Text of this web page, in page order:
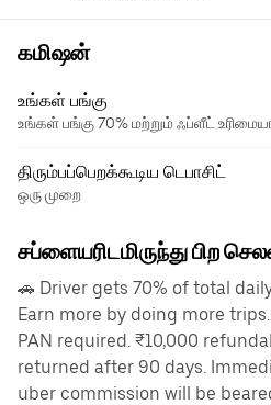
கமிஷன்
உங்கள் பங்கு
உங்கள் பங்கு 70% மற்றும் ஃப்ளீட்
திரும்பப்பெறக்கூடிய டெபாசிட்
ஒரு முறை
சப்ளையரிடமிருந்து பிற
🚗 Driver gets 70% of total
Earn more by doing more
PAN required. ₹10,000
returned after 90 days.
uber commission will be